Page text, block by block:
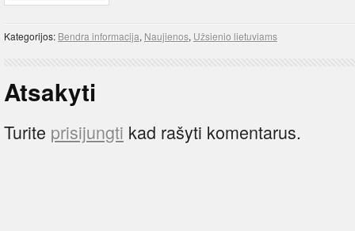
Kategorijos: Bendra informacija, Naujienos, Užsienio lietuviams
Atsakyti
Turite prisijungti kad rašyti komentarus.